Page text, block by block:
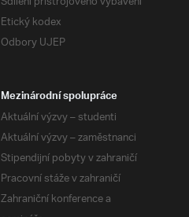
Etický kodex
Odbory UJEP
Mezinárodní spolupráce
Aktuální výzvy – studenti
Aktuální výzvy – zaměstnanci
Stipendijní pobyty v zahraničí
Pracovní stáže v zahraničí
Zahraniční konference a